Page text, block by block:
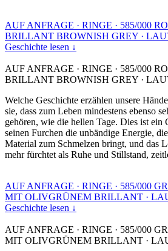
AUF ANFRAGE · RINGE · 585/000
BRILLANT BROWNISH GREY ·
Geschichte lesen ↓
AUF ANFRAGE · RINGE · 585/000
BRILLANT BROWNISH GREY ·
Welche Geschichte erzählen unsere
sie, dass zum Leben mindestens ebenso
gehören, wie die hellen Tage. Dies ist ein
seinen Furchen die unbändige Energie,
Material zum Schmelzen bringt, und das
mehr fürchtet als Ruhe und Stillstand,
AUF ANFRAGE · RINGE · 585/000
MIT OLIVGRÜNEM BRILLANT ·
Geschichte lesen ↓
AUF ANFRAGE · RINGE · 585/000
MIT OLIVGRÜNEM BRILLANT ·